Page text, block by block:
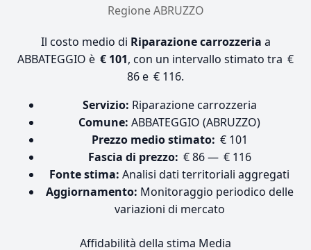
Regione ABRUZZO
Il costo medio di Riparazione carrozzeria a
ABBATEGGIO è € 101, con un intervallo stimato tra €
86 e € 116.
Servizio: Riparazione carrozzeria
Comune: ABBATEGGIO (ABRUZZO)
Prezzo medio stimato: € 101
Fascia di prezzo: € 86 — € 116
Fonte stima: Analisi dati territoriali aggregati
Aggiornamento: Monitoraggio periodico delle
variazioni di mercato
Affidabilità della stima Media